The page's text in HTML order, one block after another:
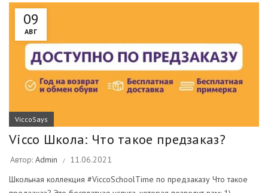
09
АВГ
ViccoSays
Vicco Школа: Что такое предзаказ?
Автор: Admin
11.06.2021
Школьная коллекция #ViccoSchoolTime по предзаказу Что такое